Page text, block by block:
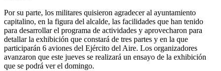
Por su parte, los militares quisieron agradecer al ayuntamiento
capitalino, en la figura del alcalde, las facilidades que han tenido
para desarrollar el programa de actividades y aprovecharon para
detallar la exhibición que constará de tres partes y en la que
participarán 6 aviones del Ejército del Aire. Los organizadores
avanzaron que este jueves se realizará un ensayo de la exhibición
que se podrá ver el domingo.